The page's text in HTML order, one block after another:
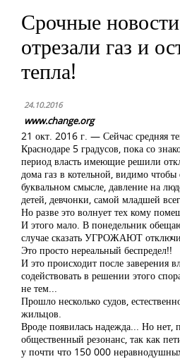
Срочные
отрезали газ и
тепла!
24.10.2016
www.change.org
21 окт. 2016 г. — Сейчас средняя
Краснодаре 5 градусов, пока со
период власть имеющие решили
дома газ в котельной, видимо чтобы
буквальном смысле, давление на
детей, девчонки, самой младшей
Но разве это волнует тех кому
И этого мало. В понедельник
случае сказать УГРОЖАЮТ
Это просто нереальный беспредел!!
И это происходит после заверения
содействовать в решении этого
не тем...
Прошло несколько судов,
жильцов.
Вроде появилась надежда... Но нет,
общественный резонанс, так как
у почти что 150 000